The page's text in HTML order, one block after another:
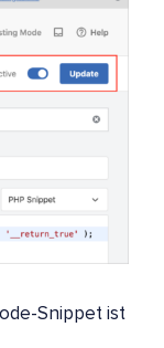
Snippet ist